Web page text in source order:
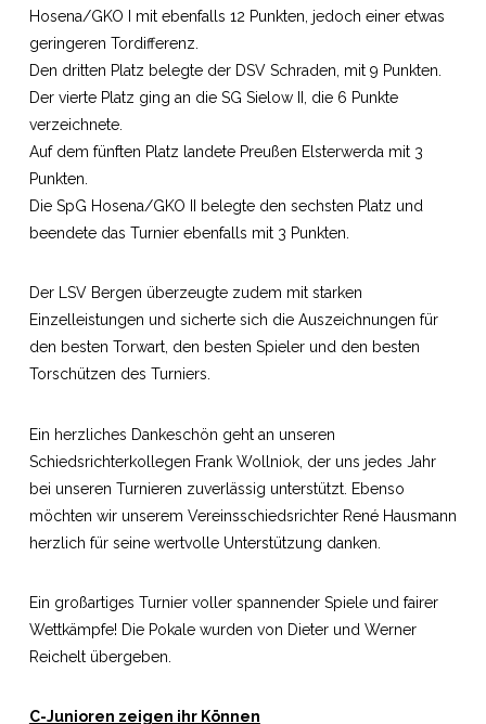
Hosena/GKO I mit ebenfalls 12 Punkten, jedoch einer etwas
geringeren Tordifferenz.
Den dritten Platz belegte der DSV Schraden, mit 9 Punkten.
Der vierte Platz ging an die SG Sielow II, die 6 Punkte
verzeichnete.
Auf dem fünften Platz landete Preußen Elsterwerda mit 3
Punkten.
Die SpG Hosena/GKO II belegte den sechsten Platz und
beendete das Turnier ebenfalls mit 3 Punkten.
Der LSV Bergen überzeugte zudem mit starken
Einzelleistungen und sicherte sich die Auszeichnungen für
den besten Torwart, den besten Spieler und den besten
Torschützen des Turniers.
Ein herzliches Dankeschön geht an unseren
Schiedsrichterkollegen Frank Wollniok, der uns jedes Jahr
bei unseren Turnieren zuverlässig unterstützt. Ebenso
möchten wir unserem Vereinsschiedsrichter René Hausmann
herzlich für seine wertvolle Unterstützung danken.
Ein großartiges Turnier voller spannender Spiele und fairer
Wettkämpfe! Die Pokale wurden von Dieter und Werner
Reichelt übergeben.
C-Junioren zeigen ihr Können